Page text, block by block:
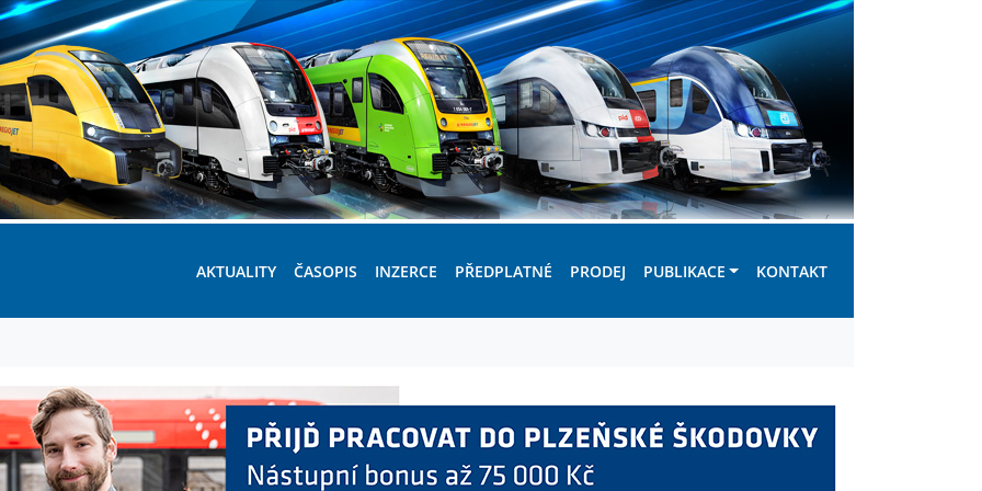
AKTUALITY ČASOPIS INZERCE PŘEDPLATNÉ PRODEJ PUBLIKACE KONTAKT